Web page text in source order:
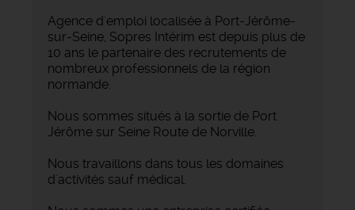
Agence d'emploi localisée à Port-Jérôme-
sur-Seine, Sopres Intérim est depuis plus de
10 ans le partenaire des recrutements de
nombreux professionnels de la région
normande.
Nous sommes situés à la sortie de Port
Jérôme sur Seine Route de Norville.
Nous travaillons dans tous les domaines
d'activités sauf médical.